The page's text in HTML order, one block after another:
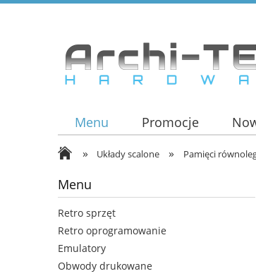
Menu Promocje
» Układy scalone » Pamięci
Menu
Retro sprzęt
Retro oprogramowanie
Emulatory
Obwody drukowane